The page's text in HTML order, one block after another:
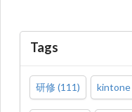
Tags
研修 (111) kintone